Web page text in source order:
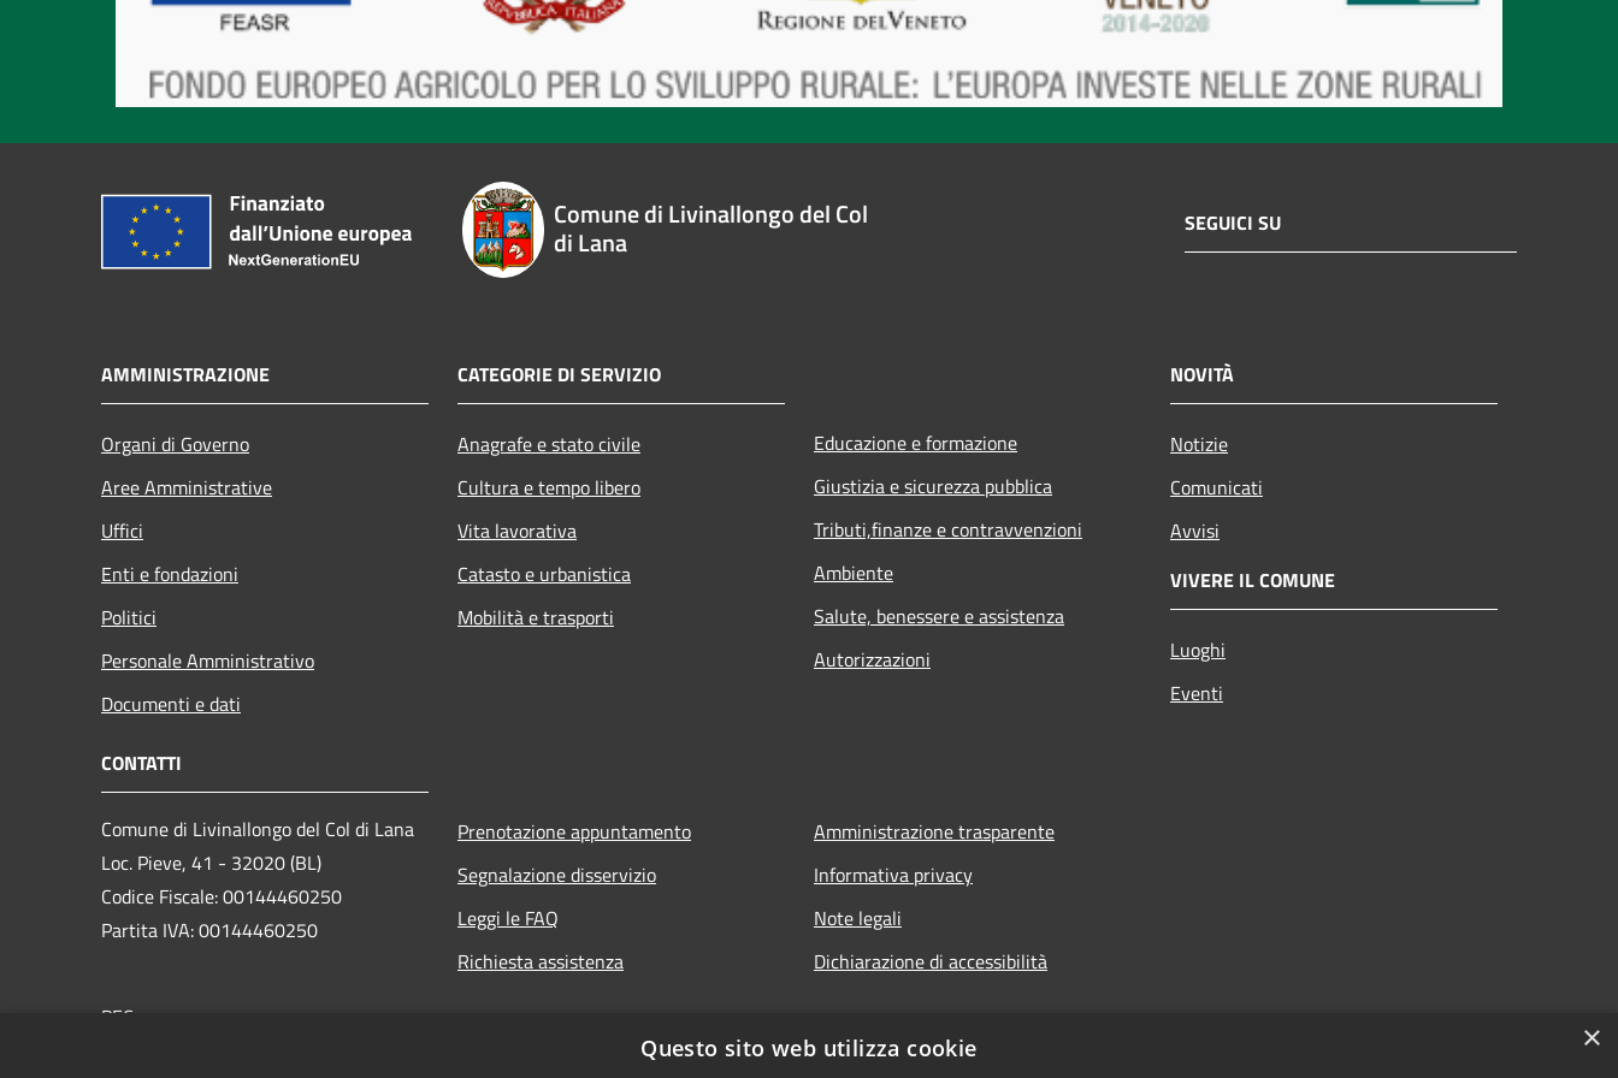
Comune di Livinallongo del Col
di Lana
SEGUICI SU
AMMINISTRAZIONE
Organi di Governo
Aree Amministrative
Uffici
Enti e fondazioni
Politici
Personale Amministrativo
Documenti e dati
CATEGORIE DI SERVIZIO
Anagrafe e stato civile
Cultura e tempo libero
Vita lavorativa
Catasto e urbanistica
Mobilità e trasporti
Educazione e formazione
Giustizia e sicurezza pubblica
Tributi,finanze e contravvenzioni
Ambiente
Salute, benessere e assistenza
Autorizzazioni
NOVITÀ
Notizie
Comunicati
Avvisi
VIVERE IL COMUNE
Luoghi
Eventi
CONTATTI
Comune di Livinallongo del Col di Lana
Loc. Pieve, 41 - 32020 (BL)
Codice Fiscale: 00144460250
Partita IVA: 00144460250
PEC:
Prenotazione appuntamento
Segnalazione disservizio
Leggi le FAQ
Richiesta assistenza
Amministrazione trasparente
Informativa privacy
Note legali
Dichiarazione di accessibilità
×
Questo sito web utilizza cookie